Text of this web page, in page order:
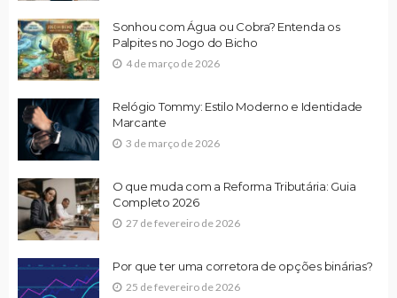
Sonhou com Água ou Cobra? Entenda os
Palpites no Jogo do Bicho
4 de março de 2026
Relógio Tommy: Estilo Moderno e Identidade
Marcante
3 de março de 2026
O que muda com a Reforma Tributária: Guia
Completo 2026
27 de fevereiro de 2026
Por que ter uma corretora de opções binárias?
25 de fevereiro de 2026